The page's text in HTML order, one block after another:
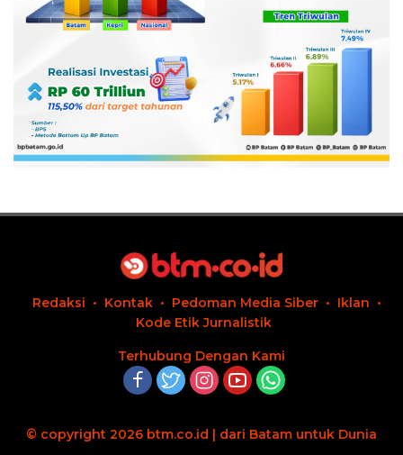
Redaksi Kontak Pedoman Media Siber
Iklan
Kode Etik Jurnalistik
Terhubung Dengan Kami
© copyright 2026 btm.co.id | dari Batam untuk Dunia